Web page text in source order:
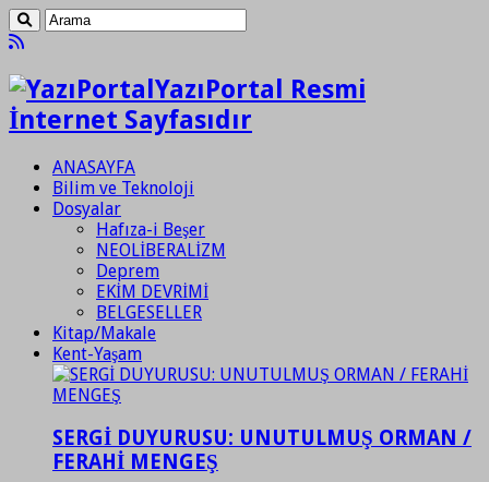
YazıPortal Resmi
İnternet Sayfasıdır
ANASAYFA
Bilim ve Teknoloji
Dosyalar
Hafıza-i Beşer
NEOLİBERALİZM
Deprem
EKİM DEVRİMİ
BELGESELLER
Kitap/Makale
Kent-Yaşam
SERGİ DUYURUSU: UNUTULMUŞ ORMAN /
FERAHİ MENGEŞ